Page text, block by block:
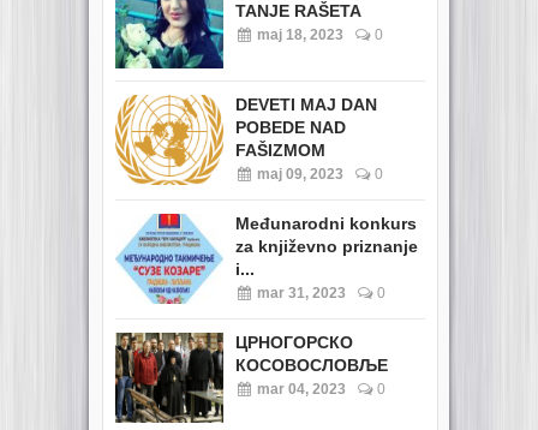
TANJE RAŠETA
maj 18, 2023 0
DEVETI MAJ DAN
POBEDE NAD
FAŠIZMOM
maj 09, 2023 0
Međunarodni konkurs
za književno priznanje
i...
mar 31, 2023 0
ЦРНОГОРСКО
КОСОВОСЛОВЉЕ
mar 04, 2023 0